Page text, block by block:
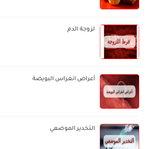
لزوجة الدم
أعراض انغراس البويضة
التخدير الموضعي